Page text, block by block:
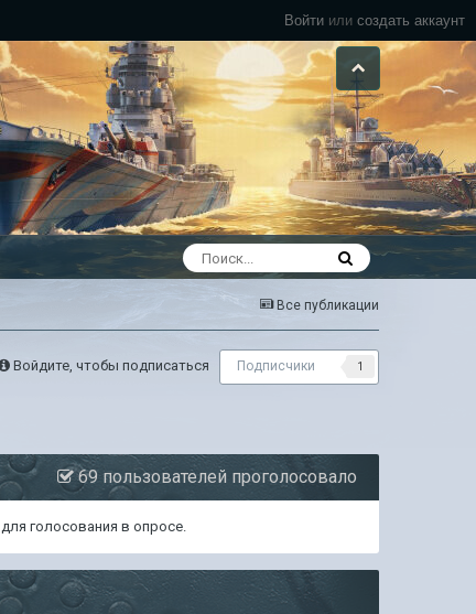
Войти или создать аккаунт
Все публикации
Войдите, чтобы подписаться Подписчики 1
69 пользователей проголосовало
для голосования в опросе.